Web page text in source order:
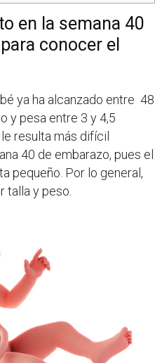
en la semana 40
conocer el
ya ha alcanzado entre 48
y pesa entre 3 y 4,5
resulta más difícil
40 de embarazo, pues el
pequeño. Por lo general,
talla y peso.